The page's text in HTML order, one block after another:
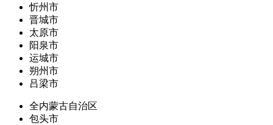
忻州市
晋城市
太原市
阳泉市
运城市
朔州市
吕梁市
全内蒙古自治区
包头市